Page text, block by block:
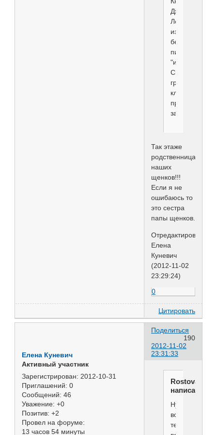
Дженифер
Лопес
из
беларусского
питомника
"из
Светланиных
грез",
кличку,
простите,
Так этаже
родственница
наших
щенков!!!
Если я не
ошибаюсь то
это сестра
папы щенков.
Отредактировано
Елена
Куневич
(2012-11-02
23:29:24)
0
Цитировать
Поделиться
190
2012-11-02
23:31:33
Елена Куневич
Активный участник
Зарегистрирован: 2012-10-31
Приглашений: 0
Сообщений: 46
Уважение: +0
Позитив: +2
Провел на форуме:
13 часов 54 минуты
Rostova
написал(а):
Ну
вот
теперь